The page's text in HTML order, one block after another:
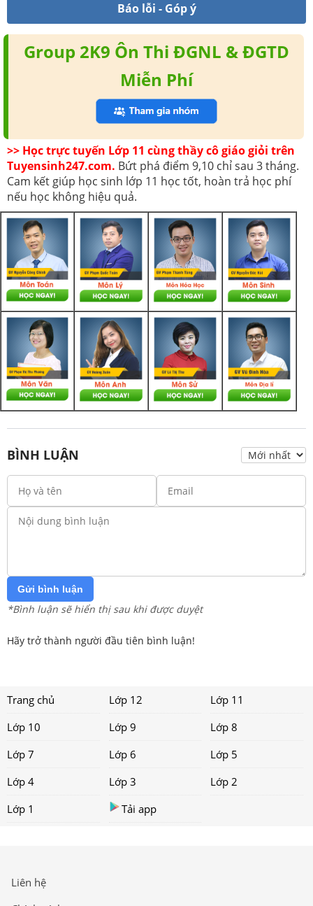
Báo lỗi - Góp ý
Group 2K9 Ôn Thi ĐGNL & ĐGTD
Miễn Phí
>> Học trực tuyến Lớp 11 cùng thầy cô giáo giỏi trên
Tuyensinh247.com. Bứt phá điểm 9,10 chỉ sau 3 tháng.
Cam kết giúp học sinh lớp 11 học tốt, hoàn trả học phí
nếu học không hiệu quả.
BÌNH LUẬN
Gửi bình luận
*Bình luận sẽ hiển thị sau khi được duyệt
Hãy trở thành người đầu tiên bình luận!
Trang chủ Lớp 12
Lớp 11
Lớp 10
Lớp 9
Lớp 8
Lớp 7
Lớp 6
Lớp 5
Lớp 4
Lớp 3
Lớp 2
Lớp 1
Tải app
Liên hệ